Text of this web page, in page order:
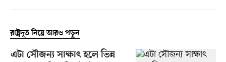
রাষ্ট্রদূত নিয়ে আরও পড়ুন
এটা সৌজন্য সাক্ষাৎ হলে ভিন্ন